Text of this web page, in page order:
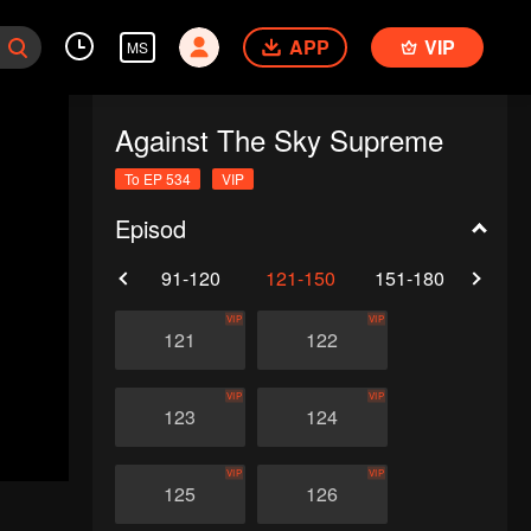
MS APP VIP
Against The Sky Supreme
To EP 534 VIP
Episod
91-120 121-150 151-180
121
VIP
122
VIP
123
VIP
124
VIP
125
VIP
126
VIP